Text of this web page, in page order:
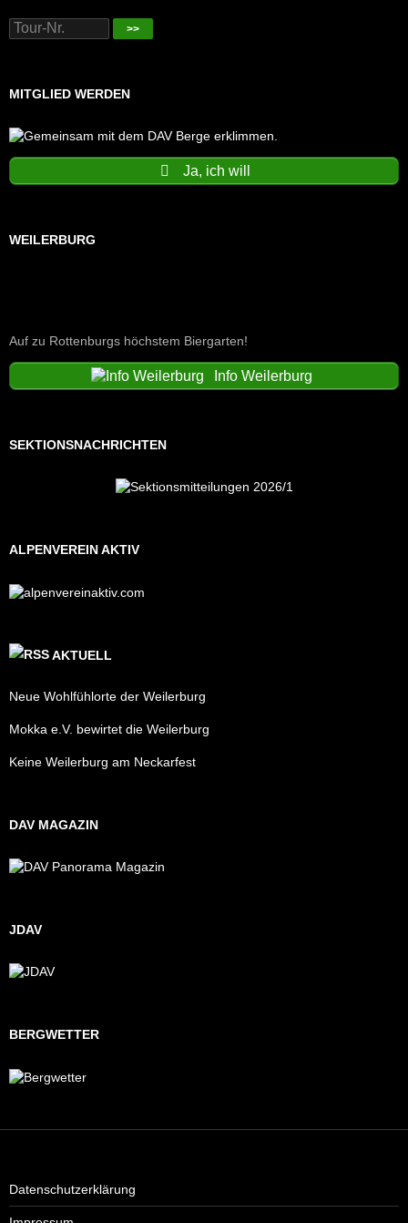
>>
MITGLIED WERDEN
Ja, ich will
WEILERBURG
Auf zu Rottenburgs höchstem Biergarten!
Info Weilerburg
SEKTIONSNACHRICHTEN
ALPENVEREIN AKTIV
AKTUELL
Neue Wohlfühlorte der Weilerburg
Mokka e.V. bewirtet die Weilerburg
Keine Weilerburg am Neckarfest
DAV MAGAZIN
JDAV
BERGWETTER
Datenschutzerklärung